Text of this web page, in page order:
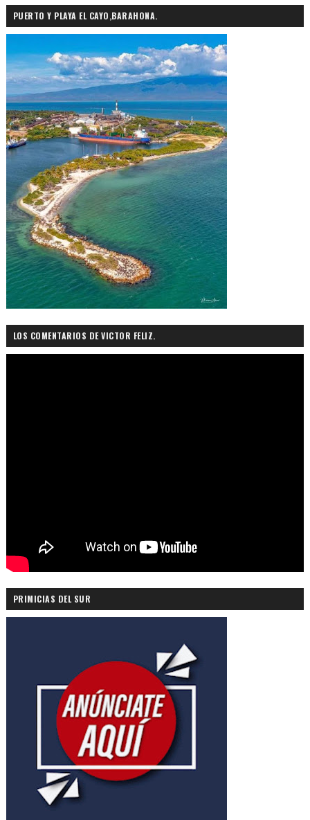
PUERTO Y PLAYA EL CAYO,BARAHONA.
LOS COMENTARIOS DE VICTOR FELIZ.
PRIMICIAS DEL SUR